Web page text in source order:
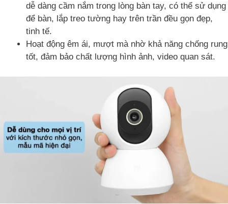
dễ dàng cầm nắm trong lòng bàn tay, có thể sử dụng
để bàn, lắp treo tường hay trên trần đều gọn đẹp,
tinh tế.
Hoạt động êm ái, mượt mà nhờ khả năng chống rung
tốt, đảm bảo chất lượng hình ảnh, video quan sát.